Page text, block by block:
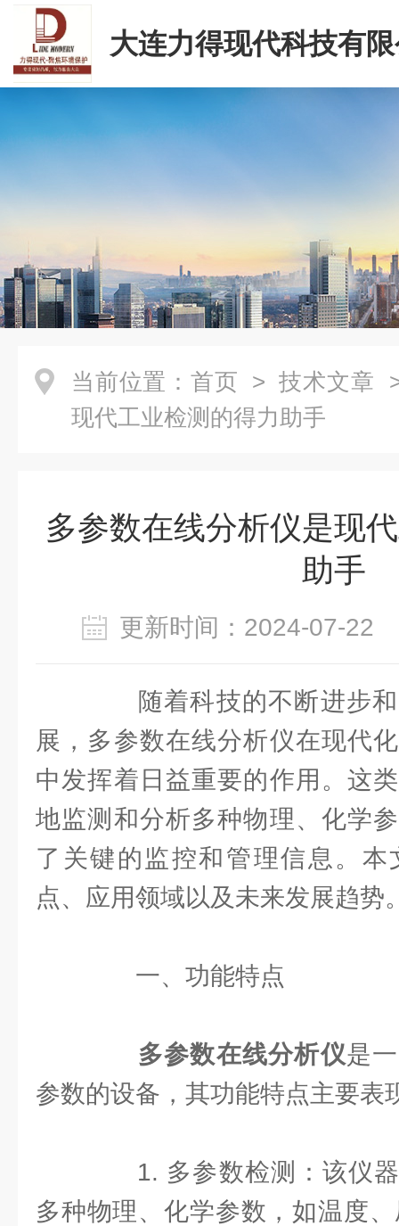
大连力得现代科技有
当前位置： 首页 > 技术文章
现代工业检测的得力助手
多参数在线分析仪是现
助手
更新时间：2024-07-
随着科技的不断进步和
展，多参数在线分析仪在现代
中发挥着日益重要的作用。这
地监测和分析多种物理、化学
了关键的监控和管理信息。
点、应用领域以及未来发展趋势
一、功能特点
多参数在线分析仪是
参数的设备，其功能特点主要表
1. 多参数检测：该仪器
多种物理、化学参数，如温度